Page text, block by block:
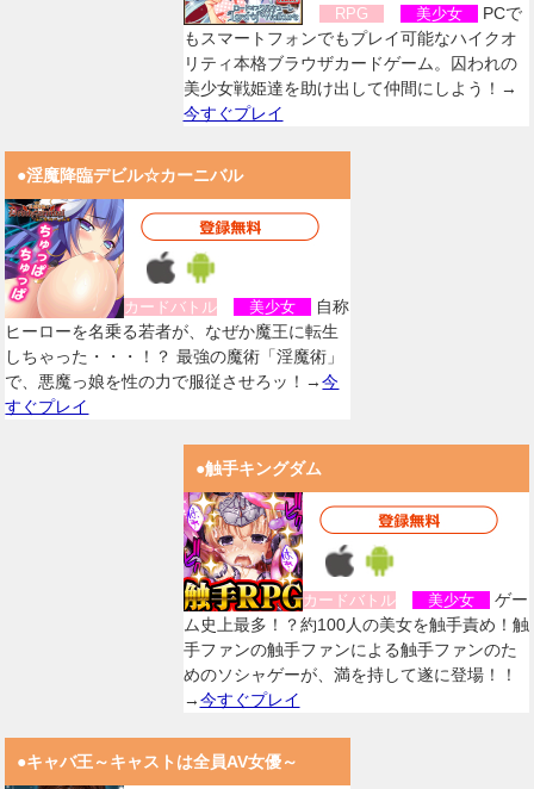
RPG 美少女
PCで
もスマートフォンでもプレイ可能なハイクオ
リティ本格ブラウザカードゲーム。囚われの
美少女戦姫達を助け出して仲間にしよう！→
今すぐプレイ
●淫魔降臨デビル☆カーニバル
カードバトル 美少女
自称
ヒーローを名乗る若者が、なぜか魔王に転生
しちゃった・・・！？ 最強の魔術「淫魔術」
で、悪魔っ娘を性の力で服従させろッ！→今
すぐプレイ
●触手キングダム
カードバトル 美少女
ゲー
ム史上最多！？約100人の美女を触手責め！触
手ファンの触手ファンによる触手ファンのた
めのソシャゲーが、満を持して遂に登場！！
→今すぐプレイ
●キャバ王～キャストは全員AV女優～